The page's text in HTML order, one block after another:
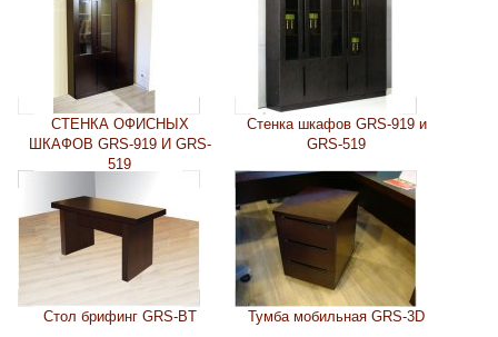
СТЕНКА ОФИСНЫХ
ШКАФОВ GRS-919 И GRS-
519
Стенка шкафов GRS-919 и
GRS-519
Стол брифинг GRS-BT Тумба мобильная GRS-3D